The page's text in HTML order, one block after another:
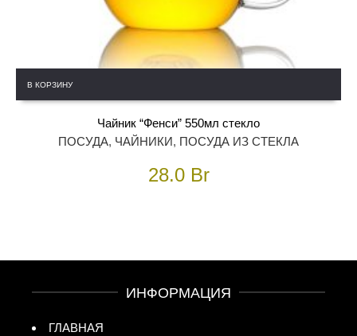
В КОРЗИНУ
Чайник “Фенси” 550мл стекло
ПОСУДА, ЧАЙНИКИ, ПОСУДА ИЗ СТЕКЛА
28.0 Br
ИНФОРМАЦИЯ
ГЛАВНАЯ